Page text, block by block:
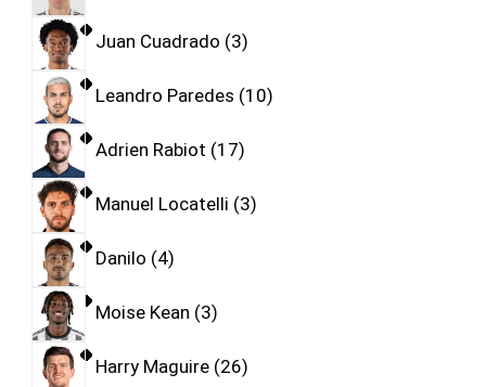
Juan Cuadrado 3
Leandro Paredes 10
Adrien Rabiot 17
Manuel Locatelli 3
Danilo 4
Moise Kean 3
Harry Maguire 26